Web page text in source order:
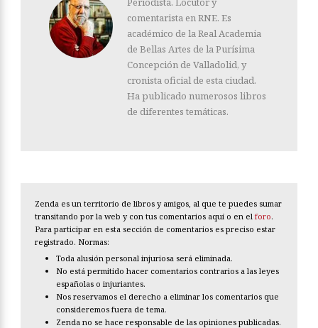
comentarista en RNE. Es
académico de la Real Academia
de Bellas Artes de la Purísima
Concepción de Valladolid, y
cronista oficial de esta ciudad.
Ha publicado numerosos libros
de diferentes temáticas.
Zenda es un territorio de libros y amigos, al que te puedes sumar
transitando por la web y con tus comentarios aquí o en el foro.
Para participar en esta sección de comentarios es preciso estar
registrado. Normas:
Toda alusión personal injuriosa será eliminada.
No está permitido hacer comentarios contrarios a las leyes
españolas o injuriantes.
Nos reservamos el derecho a eliminar los comentarios que
consideremos fuera de tema.
Zenda no se hace responsable de las opiniones publicadas.